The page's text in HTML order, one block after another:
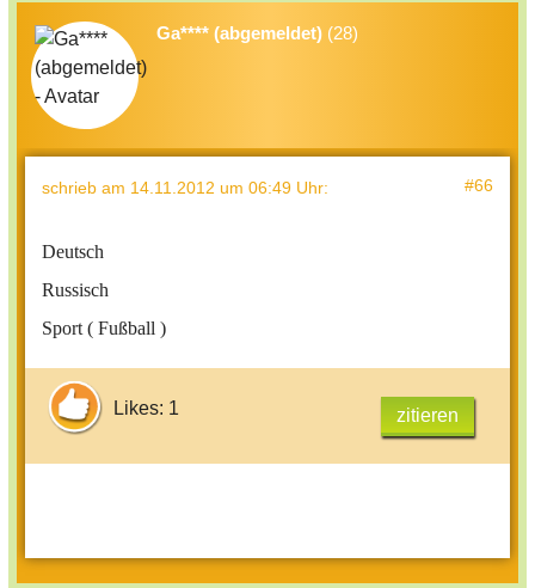
Ga**** (abgemeldet) (28)
schrieb am 14.11.2012 um 06:49 Uhr: #66
Deutsch
Russisch
Sport ( Fußball )
Likes: 1 zitieren